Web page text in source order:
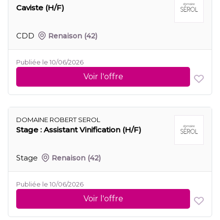
Caviste (H/F)
CDD Renaison (42)
Publiée le 10/06/2026
Voir l'offre
DOMAINE ROBERT SEROL
Stage : Assistant Vinification (H/F)
Stage Renaison (42)
Publiée le 10/06/2026
Voir l'offre